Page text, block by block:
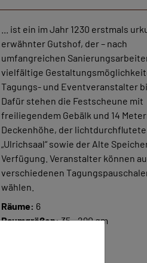
... ist ein im Jahr 1230 erstmals
erwähnter Gutshof, der – nach
umfangreichen
vielfältige
Tagungs- und Eventveranstalter
Dafür stehen die Festscheune mit
freiliegendem Gebälk und 14
Deckenhöhe, der lichtdurchflutete
„Ulrichsaal“ sowie der Alte
Verfügung. Veranstalter können
verschiedenen
wählen.
Räume: 6
Raumgrößen:35 - 290 qm